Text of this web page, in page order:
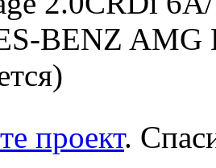
BENZ AMG
проект.